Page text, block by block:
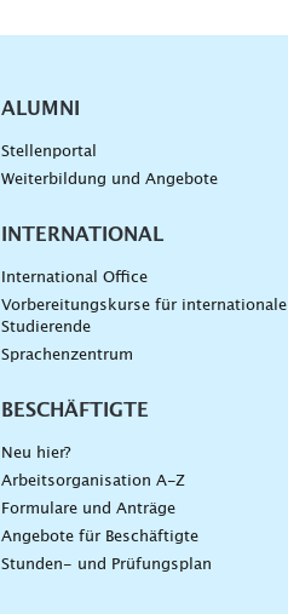
ALUMNI
Stellenportal
Weiterbildung und Angebote
INTERNATIONAL
International Office
Vorbereitungskurse für internationale
Studierende
Sprachenzentrum
BESCHÄFTIGTE
Neu hier?
Arbeitsorganisation A-Z
Formulare und Anträge
Angebote für Beschäftigte
Stunden- und Prüfungsplan